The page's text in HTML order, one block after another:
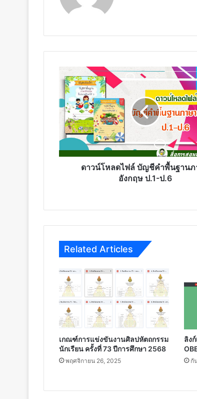
ดาวน์โหลด
ไฟล์
บัญชี
พื้น
ฐาน
ภาษา
ป.1-
ดาวน์โหลดไฟล์ บัญชีคำพื้นฐานภ
อังกฤษ ป.1-ป.6
Related Articles
เกณฑ์การแข่งขันงานศิลปหัตถกรรม
นักเรียน ครั้งที่ 73 ปีการศึกษา 2568
พฤศจิกายน 26, 2025
ลิง
กั